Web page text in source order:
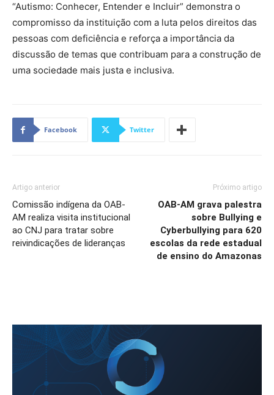
“Autismo: Conhecer, Entender e Incluir” demonstra o
compromisso da instituição com a luta pelos direitos das
pessoas com deficiência e reforça a importância da
discussão de temas que contribuam para a construção de
uma sociedade mais justa e inclusiva.
Facebook Twitter
Artigo anterior
Comissão indígena da OAB-
AM realiza visita institucional
ao CNJ para tratar sobre
reivindicações de lideranças
Próximo artigo
OAB-AM grava palestra
sobre Bullying e
Cyberbullying para 620
escolas da rede estadual
de ensino do Amazonas